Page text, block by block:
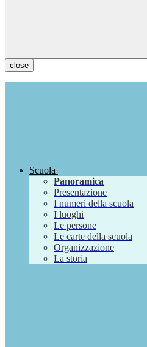
close
Scuola
Panoramica
Presentazione
I numeri della scuola
I luoghi
Le persone
Le carte della scuola
Organizzazione
La storia